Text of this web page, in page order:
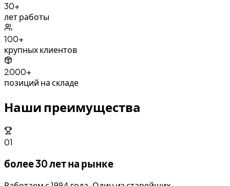
30+
лет работы
100+
крупных клиентов
2000+
позиций на складе
Наши преимущества
01
более 30 лет на рынке